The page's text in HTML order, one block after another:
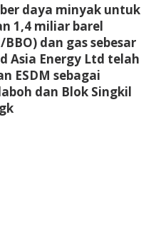
daya minyak untuk
1,4 miliar barel
dan gas sebesar
Asia Energy Ltd telah
ESDM sebagai
dan Blok Singkil